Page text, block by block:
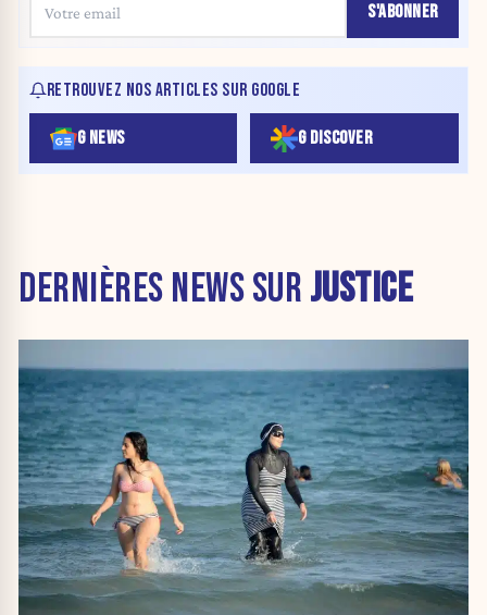
S'ABONNER
RETROUVEZ NOS ARTICLES SUR GOOGLE
G NEWS G DISCOVER
DERNIÈRES NEWS SUR JUSTICE